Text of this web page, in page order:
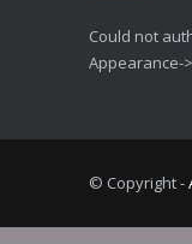
Could not
Appearance-
© Copyright -